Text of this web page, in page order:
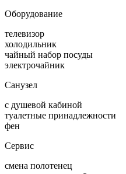
Оборудование
телевизор
холодильник
чайный набор посуды
электрочайник
Санузел
с душевой кабиной
туалетные принадлежности
фен
Сервис
смена полотенец